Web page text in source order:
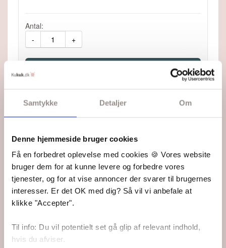
Samtykke Detaljer Om
Denne hjemmeside bruger cookies
Få en forbedret oplevelse med cookies 🍪 Vores website
bruger dem for at kunne levere og forbedre vores
tjenester, og for at vise annoncer der svarer til brugernes
interesser. Er det OK med dig? Så vil vi anbefale at
klikke "Accepter".
Til info: Du vil potentielt set gå glip af relevant indhold,
hvis du afviser.
Antal:
-
+
Fragt fra 45,-
Fri fragt ved køb over 499,-
1-2 dages levering
Du kan altid følge din pakke
Prisgaranti
Udvidet fortrydelsesret
Du får 90 dages fuld returret